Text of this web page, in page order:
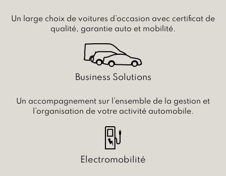
Un large choix de voitures d’occasion avec certificat de
qualité, garantie auto et mobilité.
Business Solutions
Un accompagnement sur l’ensemble de la gestion et
l’organisation de votre activité automobile.
Electromobilité